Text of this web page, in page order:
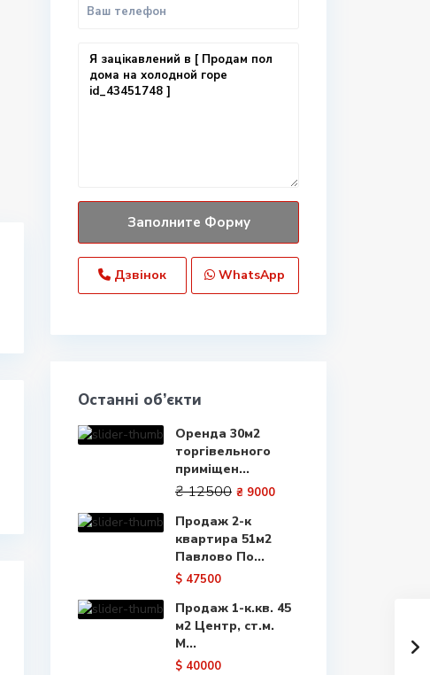
Дзвінок WhatsApp
Останні об’єкти
Оренда 30м2
торгівельного
приміщен...
₴ 12500 ₴ 9000
Продаж 2-к
квартира 51м2
Павлово По...
$ 47500
Продаж 1-к.кв. 45
м2 Центр, ст.м.
М...
$ 40000